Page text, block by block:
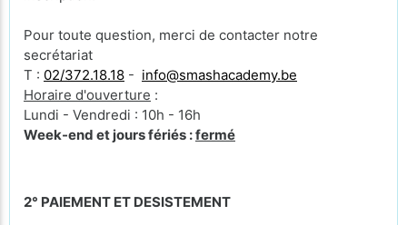
Pour toute question, merci de contacter notre
secrétariat
T : 02/372.18.18 - info@smashacademy.be
Horaire d'ouverture :
Lundi - Vendredi : 10h - 16h
Week-end et jours fériés :fermé
2° PAIEMENT ET DESISTEMENT